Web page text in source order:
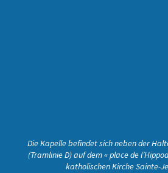
Die Kapelle befindet sich neben der
(Tramlinie D) auf dem « place de
katholischen Kirche Sainte-